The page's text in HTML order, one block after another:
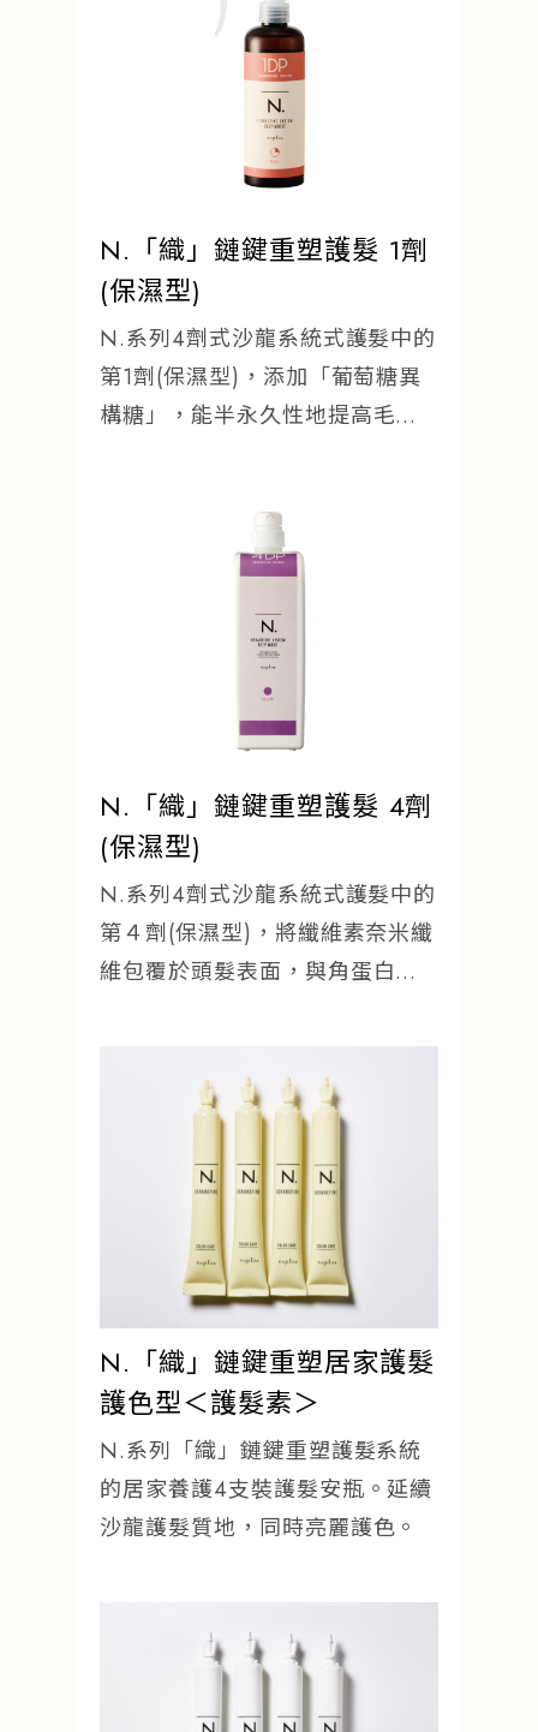
N.「織」鏈鍵重塑護髮 1劑
(保濕型)
N.系列4劑式沙龍系統式護髮中的
第1劑(保濕型)，添加「葡萄糖異
構糖」，能半永久性地提高毛髮
N.「織」鏈鍵重塑護髮 4劑
(保濕型)
N.系列4劑式沙龍系統式護髮中的
第４劑(保濕型)，將纖維素奈米纖
維包覆於頭髮表面，與角蛋白一
N.「織」鏈鍵重塑居家護髮
護色型＜護髮素＞
N.系列「織」鏈鍵重塑護髮系統
的居家養護4支裝護髮安瓶。延續
沙龍護髮質地，同時亮麗護色。